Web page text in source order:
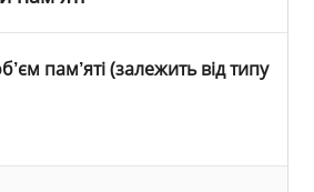
пам’яті (залежить від типу